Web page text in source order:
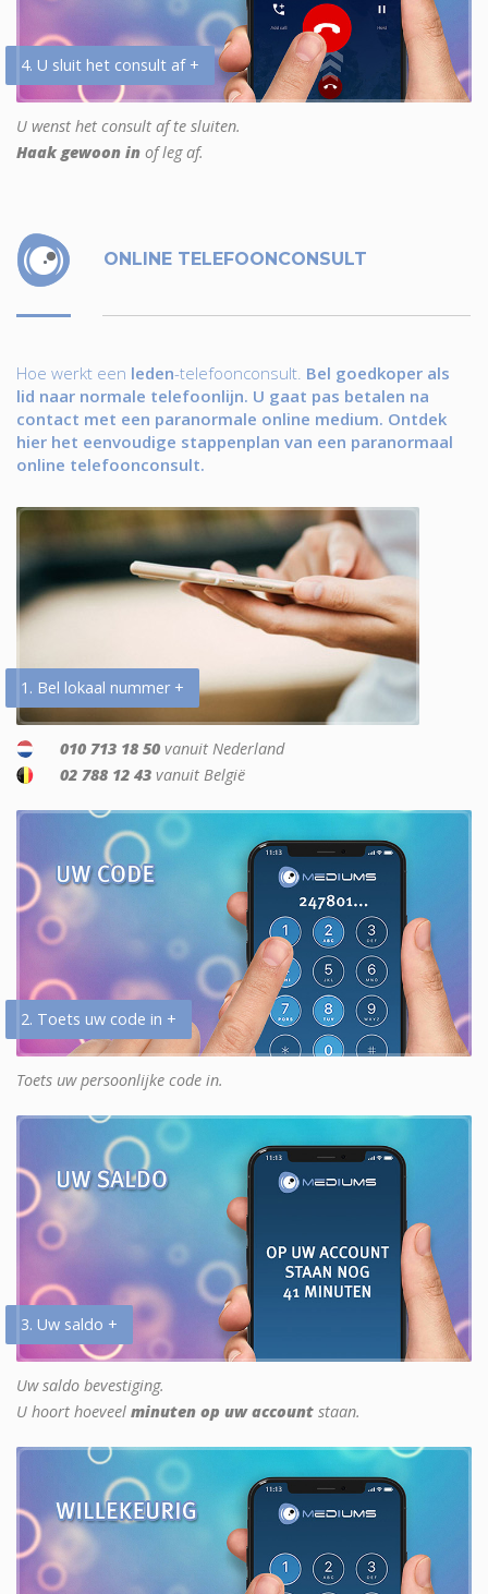
4. U sluit het consult af +
U wenst het consult af te sluiten.
Haak gewoon in of leg af.
ONLINE TELEFOONCONSULT
Hoe werkt een leden-telefoonconsult. Bel goedkoper als
lid naar normale telefoonlijn. U gaat pas betalen na
contact met een paranormale online medium. Ontdek
hier het eenvoudige stappenplan van een paranormaal
online telefoonconsult.
1. Bel lokaal nummer +
010 713 18 50 vanuit Nederland
02 788 12 43 vanuit België
2. Toets uw code in +
Toets uw persoonlijke code in.
3. Uw saldo +
Uw saldo bevestiging.
U hoort hoeveel minuten op uw account staan.